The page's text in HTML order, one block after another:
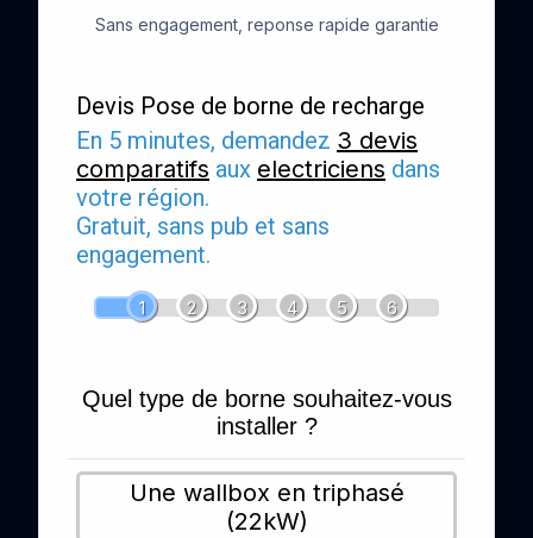
Sans engagement, reponse rapide garantie
Devis Pose de borne de recharge
En 5 minutes, demandez 3 devis
comparatifs aux electriciens dans
votre région.
Gratuit, sans pub et sans
engagement.
1 2 3 4 5 6
Quel type de borne souhaitez-vous
installer ?
Une wallbox en triphasé
(22kW)